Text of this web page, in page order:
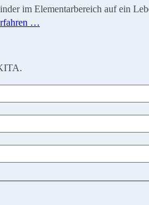
im Elementarbereich auf ein
…